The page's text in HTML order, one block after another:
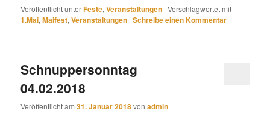
Veröffentlicht unterFeste,Veranstaltungen |Verschlagwortet mit
1.Mai,Maifest,Veranstaltungen |Schreibe einen Kommentar
Schnuppersonntag
04.02.2018
Veröffentlicht am31. Januar 2018vonadmin